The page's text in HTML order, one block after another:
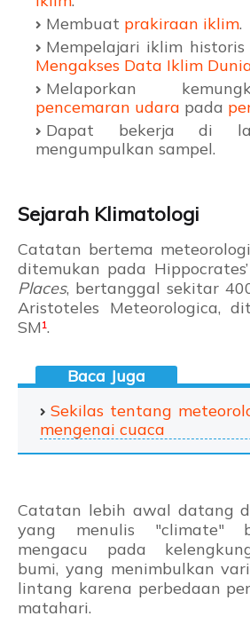
Membuat prakiraan iklim.
Mempelajari iklim historis
Mengakses Data Iklim
Melaporkan
pencemaran udara pada
Dapat bekerja di
mengumpulkan sampel.
Sejarah Klimatologi
Catatan bertema
ditemukan pada
Places, bertanggal sekitar
Aristoteles Meteorologica,
SM¹.
Sekilas tentang
mengenai cuaca
Catatan lebih awal datang
yang menulis "climate"
mengacu pada
bumi, yang menimbulkan
lintang karena perbedaan
matahari.